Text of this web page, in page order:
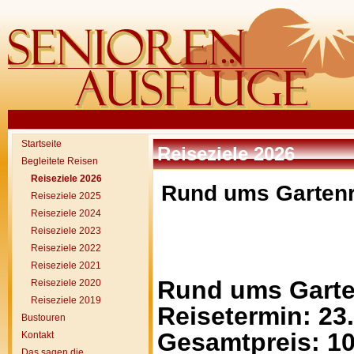
Startseite
Begleitete Reisen
Reiseziele 2026
Reiseziele 2025
Reiseziele 2024
Reiseziele 2023
Reiseziele 2022
Reiseziele 2021
Reiseziele 2020
Reiseziele 2019
Bustouren
Kontakt
Reiseziele 2026
Rund ums
Rund ums
Reisetermin:
Gesamtpreis: